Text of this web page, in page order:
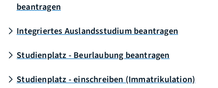
beantragen
Integriertes Auslandsstudium beantragen
Studienplatz - Beurlaubung beantragen
Studienplatz - einschreiben (Immatrikulation)